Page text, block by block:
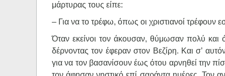
μάρτυρας τους είπε:
– Για να το τρέφω, όπως οι χριστιανοί τρέφουν
Όταν εκείνοι τον άκουσαν, θύμωσαν πολύ
δέρνοντας τον έφεραν στον Βεζίρη. Και σ’
για να τον βασανίσουν έως ότου αρνηθεί την